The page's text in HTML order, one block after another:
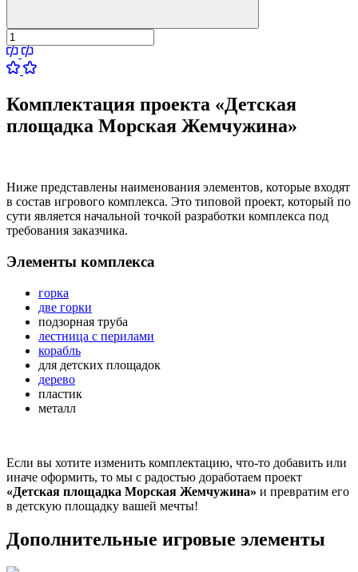
Комплектация проекта «Детская
площадка Морская Жемчужина»
Ниже представлены наименования элементов, которые входят
в состав игрового комплекса. Это типовой проект, который по
сути является начальной точкой разработки комплекса под
требования заказчика.
Элементы комплекса
горка
две горки
подзорная труба
лестница с перилами
корабль
для детских площадок
дерево
пластик
металл
Если вы хотите изменить комплектацию, что-то добавить или
иначе оформить, то мы с радостью доработаем проект
«Детская площадка Морская Жемчужина» и превратим его
в детскую площадку вашей мечты!
Дополнительные игровые элементы